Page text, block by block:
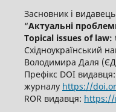
Засновник і
“Актуальні
Topical issues of
Східноукраїнський
Володимира Даля
Префікс DOI
журналу https://
ROR видавця: https://